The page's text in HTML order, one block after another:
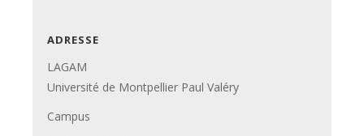
ADRESSE
LAGAM
Université de Montpellier Paul Valéry
Campus